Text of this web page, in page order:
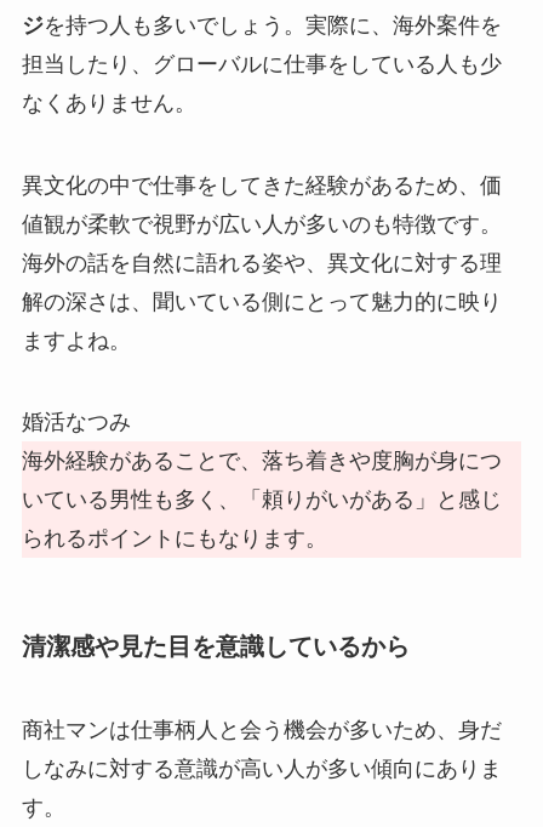
ジを持つ人も多いでしょう。実際に、海外案件を
担当したり、グローバルに仕事をしている人も少
なくありません。
異文化の中で仕事をしてきた経験があるため、価
値観が柔軟で視野が広い人が多いのも特徴です。
海外の話を自然に語れる姿や、異文化に対する理
解の深さは、聞いている側にとって魅力的に映り
ますよね。
婚活なつみ
海外経験があることで、落ち着きや度胸が身につ
いている男性も多く、「頼りがいがある」と感じ
られるポイントにもなります。
清潔感や見た目を意識しているから
商社マンは仕事柄人と会う機会が多いため、身だ
しなみに対する意識が高い人が多い傾向にありま
す。